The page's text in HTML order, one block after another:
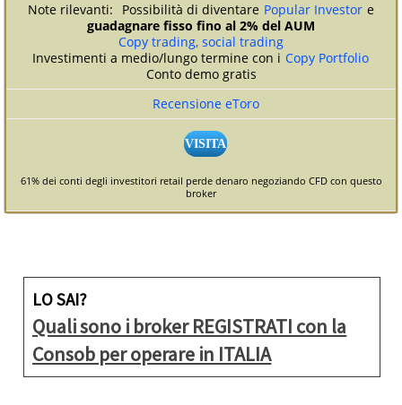
Possibilità di diventare Popular Investor e
guadagnare fisso fino al 2% del AUM
Copy trading, social trading
Investimenti a medio/lungo termine con i Copy Portfolio
Conto demo gratis
Recensione eToro
VISITA
61% dei conti degli investitori retail perde denaro negoziando CFD con questo
broker
LO SAI?
Quali sono i broker REGISTRATI con la
Consob per operare in ITALIA